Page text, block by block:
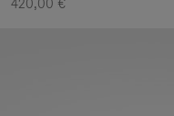
420,00 €